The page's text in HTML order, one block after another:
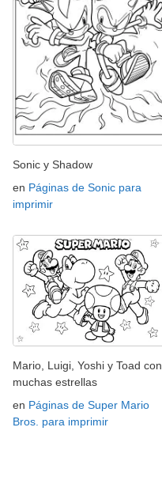
Sonic y Shadow
en Páginas de Sonic para
imprimir
Mario, Luigi, Yoshi y Toad con
muchas estrellas
en Páginas de Super Mario
Bros. para imprimir